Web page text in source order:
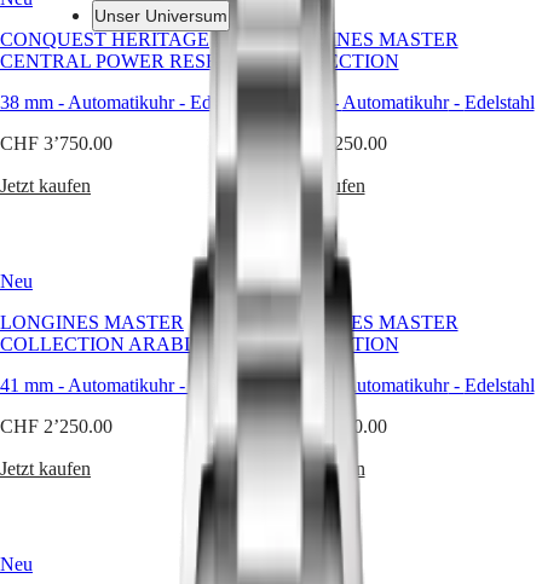
Unser Universum
COLLECTION
COLLECTION
CHRONOGRAPH
COLLECTION
MOONPHASE
THE
LONGINES
MASTER
GMT
Conquest
CONQUEST
CONQUEST
CONQUEST
Africa
Amerika
México
United
States
Asien-
Pazifik
Australia
中
sorgt
für
Langlebigkeit,
während
das
polierte
Finish
verleiht.
Edelstahlarmbänder
präziser
Uhrentechnik
und
ausgewogenem
Design.
Ob
Business
CONQUEST HERITAGE
CENTRAL POWER RESERVE
38 mm - Automatikuhr- Edelstahl
CHF 3’750.00
Jetzt kaufen
LONGINES MASTER
COLLECTION
- Automatikuhr- Edelstahl
CHF 2’250.00
Jetzt kaufen
Neu
LONGINES MASTER
COLLECTION ARABIC DIAL
41 mm - Automatikuhr-
CHF 2’250.00
Jetzt kaufen
Neu
LONGINES MASTER
COLLECTION
41 mm
Automatikuhr- Edelstahl
CHF 2’250.00
Jetzt kaufen
Neu
Neu